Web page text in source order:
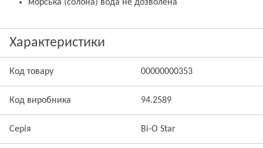
морська (солона) вода не дозволена
Характеристики
Код товару 00000000353
Код виробника 94.2589
Серія Bi-O Star